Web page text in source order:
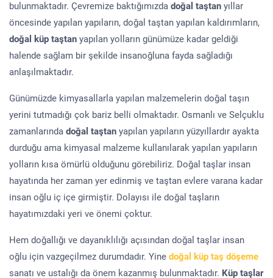
bulunmaktadır. Çevremize baktığımızda doğal taştan yıllar
öncesinde yapılan yapıların, doğal taştan yapılan kaldırımların,
doğal küp taştan yapılan yolların günümüze kadar geldiği
halende sağlam bir şekilde insanoğluna fayda sağladığı
anlaşılmaktadır.
Günümüzde kimyasallarla yapılan malzemelerin doğal taşın
yerini tutmadığı çok bariz belli olmaktadır. Osmanlı ve Selçuklu
zamanlarında doğal taştan yapılan yapıların yüzyıllardır ayakta
durduğu ama kimyasal malzeme kullanılarak yapılan yapıların
yolların kısa ömürlü olduğunu görebiliriz. Doğal taşlar insan
hayatında her zaman yer edinmiş ve taştan evlere varana kadar
insan oğlu iç içe girmiştir. Dolayısı ile doğal taşların
hayatımızdaki yeri ve önemi çoktur.
Hem doğallığı ve dayanıklılığı açısından doğal taşlar insan
oğlu için vazgeçilmez durumdadır. Yine doğal küp taş döşeme
sanatı ve ustalığı da önem kazanmış bulunmaktadır. Küp taşlar